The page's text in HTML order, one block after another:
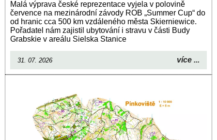
Malá výprava české reprezentace vyjela v polovině
července na mezinárodní závody ROB „Summer Cup“ do
od hranic cca 500 km vzdáleného města Skierniewice.
Pořadatel nám zajistil ubytování i stravu v části Budy
Grabskie v areálu Sielska Stanice
31. 07. 2026 více ...